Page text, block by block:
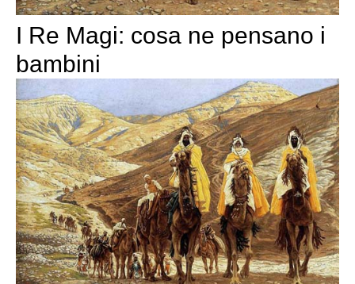
I Re Magi: cosa ne pensano i
bambini